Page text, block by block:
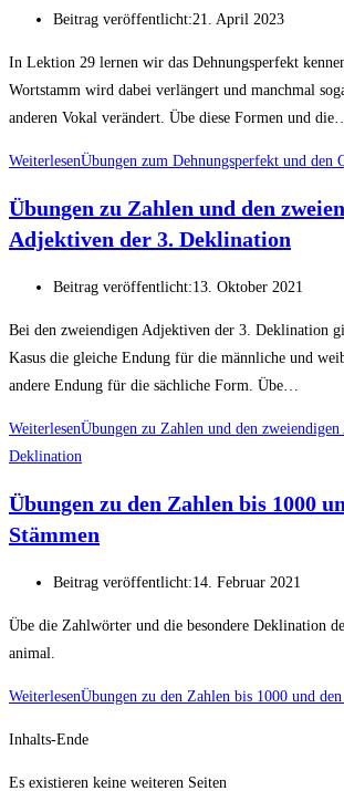
Beitrag veröffentlicht:21. April 2023
In Lektion 29 lernen wir das Dehnungsperfekt
Wortstamm wird dabei verlängert und manchmal
anderen Vokal verändert. Übe diese Formen und die…
WeiterlesenÜbungen zum Dehnungsperfekt und den
Übungen zu Zahlen und den
Adjektiven der 3. Deklination
Beitrag veröffentlicht:13. Oktober 2021
Bei den zweiendigen Adjektiven der 3. Deklination
Kasus die gleiche Endung für die männliche und
andere Endung für die sächliche Form. Übe…
WeiterlesenÜbungen zu Zahlen und den
Deklination
Übungen zu den Zahlen bis 1000
Stämmen
Beitrag veröffentlicht:14. Februar 2021
Übe die Zahlwörter und die besondere Deklination
animal.
WeiterlesenÜbungen zu den Zahlen bis 1000 und
Inhalts-Ende
Es existieren keine weiteren Seiten